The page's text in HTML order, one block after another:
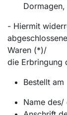
- Hiermit
Waren (*)/
die Erbringung
Bestellt
Name des/